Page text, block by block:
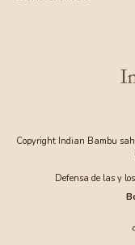
Copyright Indian Bambu
Defensa de las y